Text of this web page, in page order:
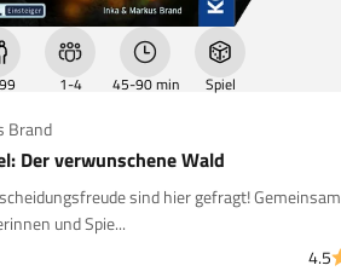
1-4 45-90 min Spiel
Brand
Der verwunschene Wald
sind hier gefragt! Gemeinsam
und Spie...
4.5